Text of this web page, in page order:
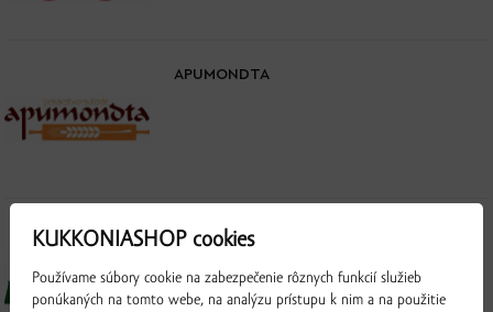
APUMONDTA
BÚŠLAK OIL
KUKKONIASHOP cookies
Používame súbory cookie na zabezpečenie rôznych funkcií služieb
ponúkaných na tomto webe, na analýzu prístupu k nim a na použitie